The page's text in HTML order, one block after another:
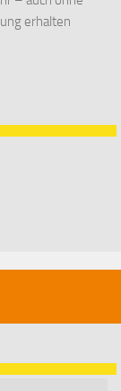
erhalten